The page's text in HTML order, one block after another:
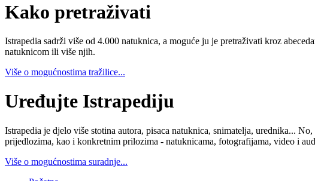
Kako pretraživati
Istrapedia sadrži više od 4.000 natuknica, a moguće ju je pretraživati kroz
natuknicom ili više njih.
Više o mogućnostima tražilice...
Uređujte Istrapediju
Istrapedia je djelo više stotina autora, pisaca natuknica, snimatelja, urednika...
prijedlozima, kao i konkretnim prilozima - natuknicama, fotografijama, video i
Više o mogućnostima suradnje...